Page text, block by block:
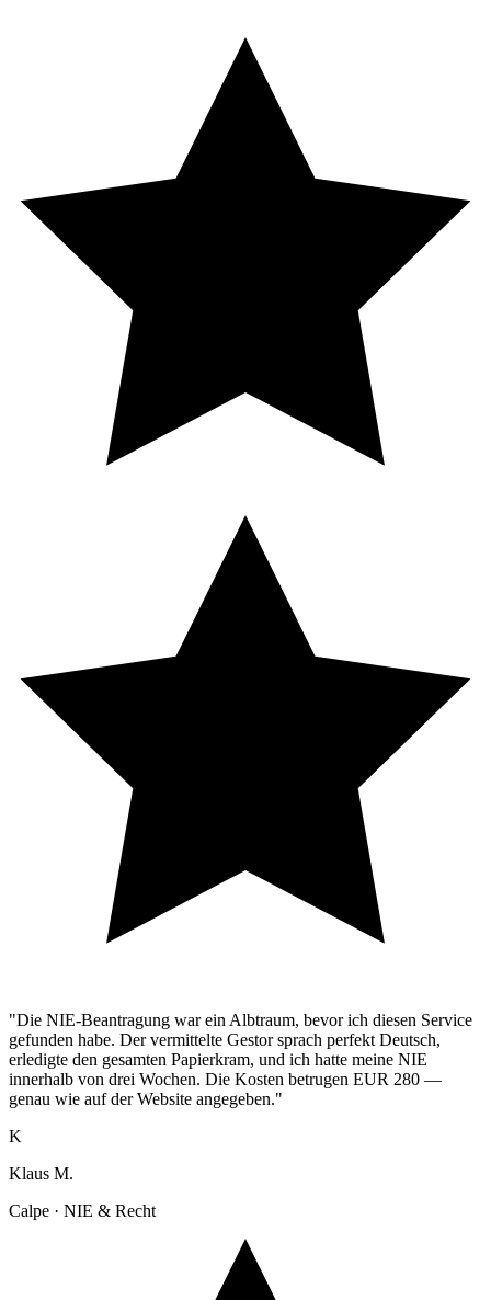
"Die NIE-Beantragung war ein Albtraum, bevor ich diesen Service
gefunden habe. Der vermittelte Gestor sprach perfekt Deutsch,
erledigte den gesamten Papierkram, und ich hatte meine NIE
innerhalb von drei Wochen. Die Kosten betrugen EUR 280 —
genau wie auf der Website angegeben."
K
Klaus M.
Calpe · NIE & Recht